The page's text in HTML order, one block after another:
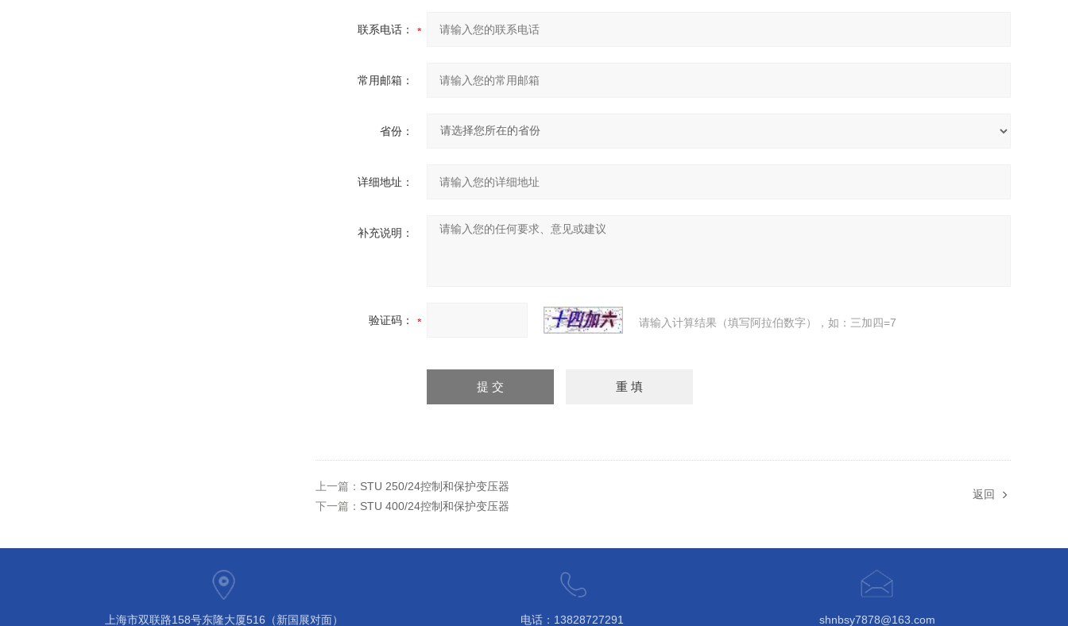
联系电话：
常用邮箱：
省份：
详细地址：
补充说明：
验证码： 请输入计算结果（填写阿拉伯数字），如：三加四=7
上一篇： STU 250/24控制和保护变压器
下一篇： STU 400/24控制和保护变压器
返回
上海市双联路158号东隆大厦516（新国展对面） 电话：13828727291 shnbsy7878@163.com